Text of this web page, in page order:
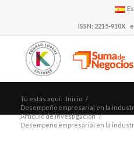
ISSN: 2215-910X
Tú estás aquí: Inicio /
Desempeño empresarial en la
Artículo de investigación /
Desempeño empresarial en la